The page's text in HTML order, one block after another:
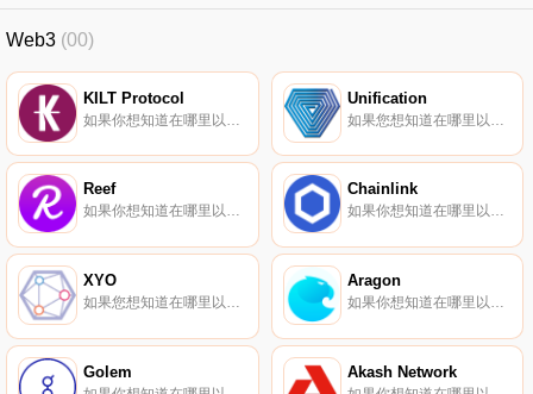
Web3 (00)
KILT Protocol Unification
Reef
如果你想知道在哪里以當前價格購買Reef,目前交易{Reef]股票的頂級加密貨幣交易所是Binance、Bitrue、ByREEFt、Bitget和Hotcoin Global。您可以在我們的加密貨幣交易所頁面上找到其他列表.
Chainlink
如果你想知道在哪里以當前價格購買Chainlink,目前交易{Chainlink]股票的頂級加密貨幣交易所是Binance、OKX、Deepcoin、BTCEX和Bitrue。您可以在我們的加密貨幣交易所頁面上找到其他列表.
XYO
如果您想知道在哪里以當前價格購買XYO,目前交易｛XYOnname｝股票的頂級加密貨幣交易所是Bitrue、BingX、KuCoin、Gate.io和XT.COM。您可以在我們的加密貨幣交易所頁面上找到其他交易所。XYO（XYO）是一種加密貨幣,在以太坊平臺上運行.
Aragon
如果你想知道在哪里以當前價格購買Aragon,目前交易{Aragon]股票的頂級加密貨幣交易所是Binance、OKX、Bitrue、CoinW和ByANTt。您可以在我們的加密貨幣交易所頁面上找到其他列表.
Golem Akash Network